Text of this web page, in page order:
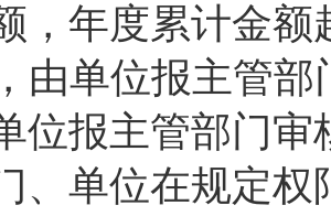
，年度累计金
由单位报主管
位报主管部门审
、单位在规定